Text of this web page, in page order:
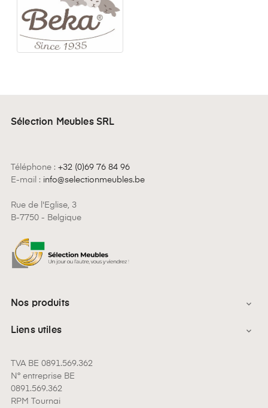
Sélection Meubles SRL
Téléphone : +32 (0)69 76 84 96
E-mail : info@selectionmeubles.be
Rue de l'Eglise, 3
B-7750 - Belgique
Nos produits 
Liens utiles 
TVA BE 0891.569.362
N° entreprise BE
0891.569.362
RPM Tournai